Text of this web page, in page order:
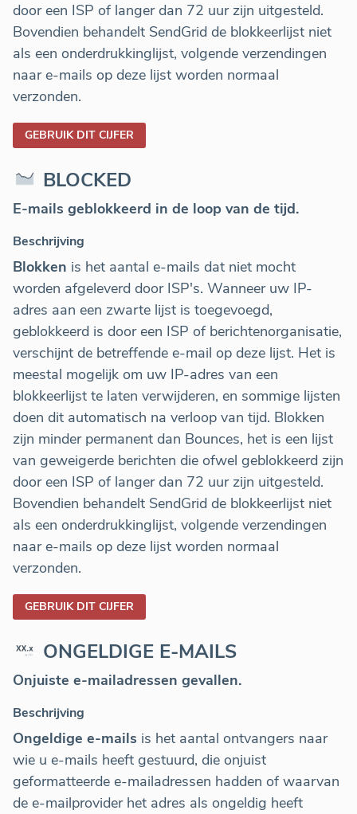
door een ISP of langer dan 72 uur zijn uitgesteld.
Bovendien behandelt SendGrid de blokkeerlijst niet
als een onderdrukkinglijst, volgende verzendingen
naar e-mails op deze lijst worden normaal
verzonden.
GEBRUIK DIT CIJFER
BLOCKED
E-mails geblokkeerd in de loop van de tijd.
Beschrijving
Blokken is het aantal e-mails dat niet mocht
worden afgeleverd door ISP's. Wanneer uw IP-
adres aan een zwarte lijst is toegevoegd,
geblokkeerd is door een ISP of berichtenorganisatie,
verschijnt de betreffende e-mail op deze lijst. Het is
meestal mogelijk om uw IP-adres van een
blokkeerlijst te laten verwijderen, en sommige lijsten
doen dit automatisch na verloop van tijd. Blokken
zijn minder permanent dan Bounces, het is een lijst
van geweigerde berichten die ofwel geblokkeerd zijn
door een ISP of langer dan 72 uur zijn uitgesteld.
Bovendien behandelt SendGrid de blokkeerlijst niet
als een onderdrukkinglijst, volgende verzendingen
naar e-mails op deze lijst worden normaal
verzonden.
GEBRUIK DIT CIJFER
ONGELDIGE E-MAILS
Onjuiste e-mailadressen gevallen.
Beschrijving
Ongeldige e-mails is het aantal ontvangers naar
wie u e-mails heeft gestuurd, die onjuist
geformatteerde e-mailadressen hadden of waarvan
de e-mailprovider het adres als ongeldig heeft